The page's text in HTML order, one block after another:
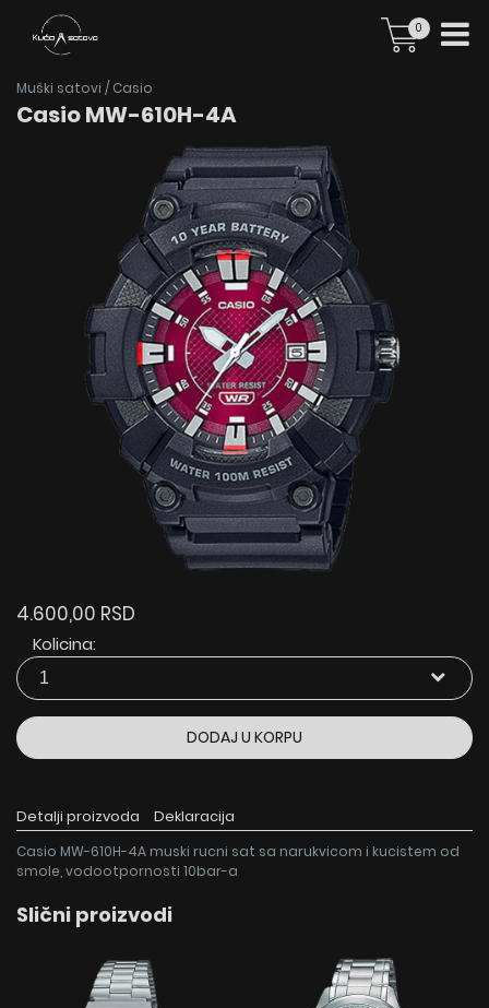
0
Muški satovi / Casio
Casio MW-610H-4A
4.600,00 RSD
Kolicina:
DODAJ U KORPU
Detalji proizvoda Deklaracija
Casio MW-610H-4A muski rucni sat sa narukvicom i kucistem od
smole, vodootpornosti 10bar-a
Slični proizvodi